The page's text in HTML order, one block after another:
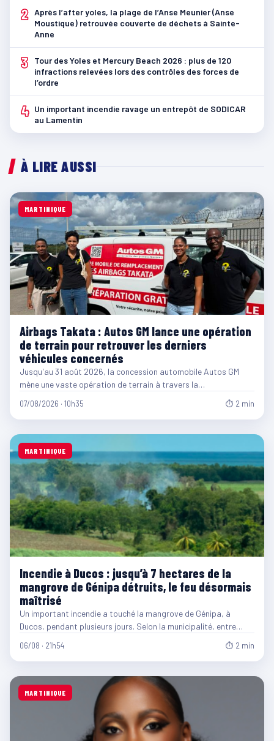
2 Après l’after yoles, la plage de l’Anse Meunier (Anse
Moustique) retrouvée couverte de déchets à Sainte-
Anne
3
Tour des Yoles et Mercury Beach 2026 : plus de 120
infractions relevées lors des contrôles des forces de
l’ordre
4 Un important incendie ravage un entrepôt de SODICAR
au Lamentin
À LIRE AUSSI
MARTINIQUE
Airbags Takata : Autos GM lance une opération
de terrain pour retrouver les derniers
véhicules concernés
Jusqu'au 31 août 2026, la concession automobile Autos GM
mène une vaste opération de terrain à travers la…
07/08/2026 · 10h35 ⏱ 2 min
MARTINIQUE
Incendie à Ducos : jusqu’à 7 hectares de la
mangrove de Génipa détruits, le feu désormais
maîtrisé
Un important incendie a touché la mangrove de Génipa, à
Ducos, pendant plusieurs jours. Selon la municipalité, entre…
06/08 · 21h54 ⏱ 2 min
MARTINIQUE